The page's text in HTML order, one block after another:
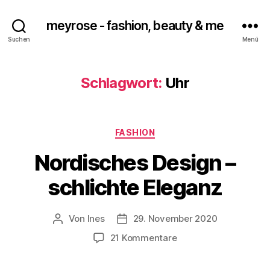
Suchen
meyrose - fashion, beauty & me
Menü
Schlagwort: Uhr
Kategorien
FASHION
Nordisches Design –
schlichte Eleganz
Beitragsautor
Von Ines Veröffentlichungsdatum
29. November 2020
21 Kommentarezu